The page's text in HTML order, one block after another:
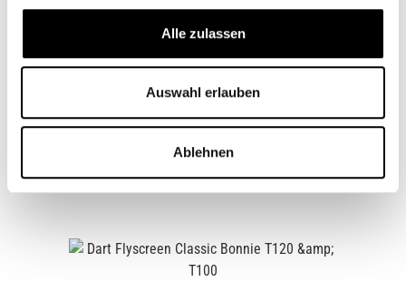
Alle zulassen
Auswahl erlauben
Ablehnen
Convient pour
Ähnliche Artikel